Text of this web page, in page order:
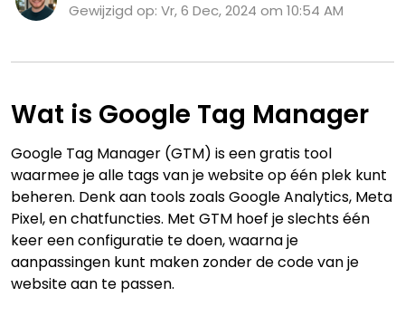
Gewijzigd op: Vr, 6 Dec, 2024 om 10:54 AM
Wat is Google Tag Manager
Google Tag Manager (GTM) is een gratis tool
waarmee je alle tags van je website op één plek kunt
beheren. Denk aan tools zoals Google Analytics, Meta
Pixel, en chatfuncties. Met GTM hoef je slechts één
keer een configuratie te doen, waarna je
aanpassingen kunt maken zonder de code van je
website aan te passen.